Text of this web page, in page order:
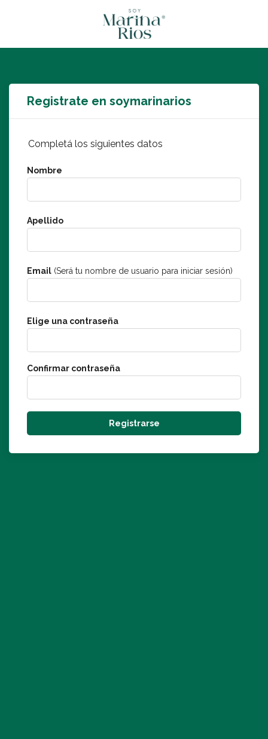
Registrate en soymarinarios
Completá los siguientes datos
Nombre
Apellido
Email (Será tu nombre de usuario para iniciar sesión)
Elige una contraseña
Confirmar contraseña
Registrarse